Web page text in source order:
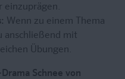
einzuprägen.
Wenn zu einem Thema
anschließend mit
Übungen.
Schnee von